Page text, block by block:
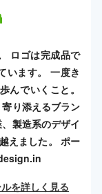
ロゴは完成品で
います。 一度き
んでいくこと。
り添えるブラン
製造系のデザイ
えました。 ポー
を詳しく見る